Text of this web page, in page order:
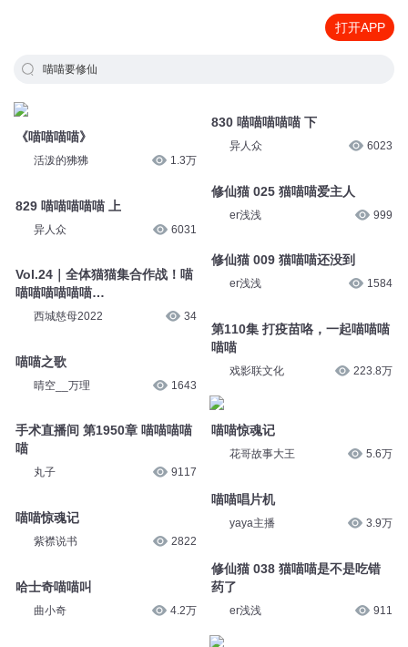
打开APP
喵喵要修仙
《喵喵喵喵》
活泼的狒狒 1.3万
829 喵喵喵喵喵 上
异人众 6031
Vol.24｜全体猫猫集合作战！喵
喵喵喵喵喵喵…
西城慈母2022 34
喵喵之歌
晴空__万理 1643
手术直播间 第1950章 喵喵喵喵
喵
丸子 9117
喵喵惊魂记
紫襟说书 2822
哈士奇喵喵叫
曲小奇 4.2万
830 喵喵喵喵喵 下
异人众 6023
修仙猫 025 猫喵喵爱主人
er浅浅 999
修仙猫 009 猫喵喵还没到
er浅浅 1584
第110集 打疫苗咯，一起喵喵喵
喵喵
戏影联文化 223.8万
喵喵惊魂记
花哥故事大王 5.6万
喵喵唱片机
yaya主播 3.9万
修仙猫 038 猫喵喵是不是吃错
药了
er浅浅 911